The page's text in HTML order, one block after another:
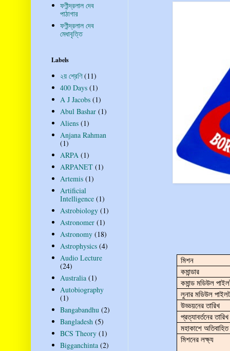
মিশন
কমান্ডার
কমান্ড মডিউল
লুনার মডিউল
উড্ডয়নের তারিখ
প্রত্যাবর্তনের তারিখ
মহাকাশে
মিশনের লক্ষ্য
ফণীন্দ্রলাল দেব
পাঠাগার
ফণীন্দ্রলাল দেব
মেধাবৃত্তি
Labels
২য় শ্রেণি (11)
400 Days (1)
A J Jacobs (1)
Abul Bashar (1)
Aliens (1)
Anjana Rahman
(1)
ARPA (1)
ARPANET (1)
Artemis (1)
Artificial
Intelligence (1)
Astrobiology (1)
Astronomer (1)
Astronomy (18)
Astrophysics (4)
Audio Lecture
(24)
Australia (1)
Autobiography
(1)
Bangabandhu (2)
Bangladesh (5)
BCS Theory (1)
Bigganchinta (2)